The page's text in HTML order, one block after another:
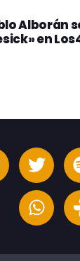
Alborán
en